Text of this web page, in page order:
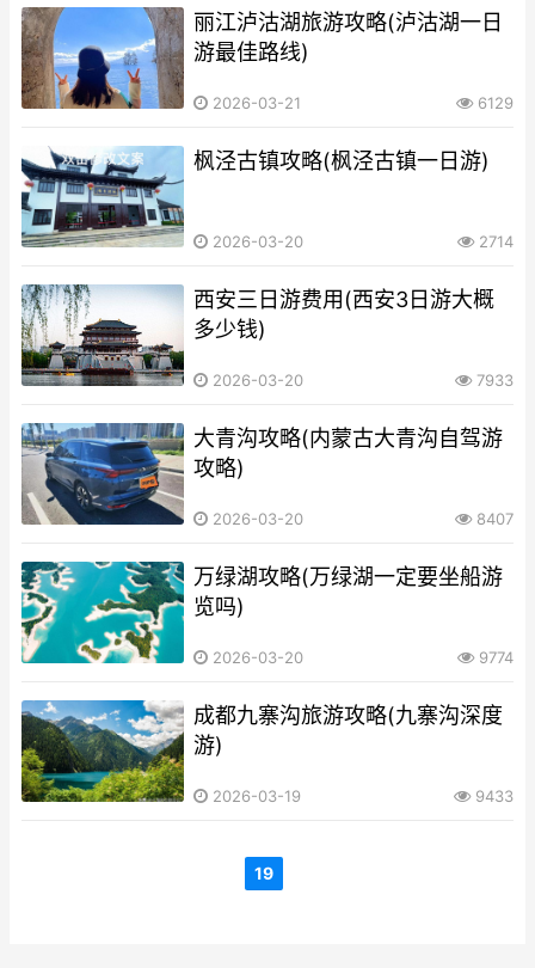
丽江泸沽湖旅游攻略(泸沽湖一日
游最佳路线)
2026-03-21 6129
枫泾古镇攻略(枫泾古镇一日游)
2026-03-20 2714
西安三日游费用(西安3日游大概
多少钱)
2026-03-20 7933
大青沟攻略(内蒙古大青沟自驾游
攻略)
2026-03-20 8407
万绿湖攻略(万绿湖一定要坐船游
览吗)
2026-03-20 9774
成都九寨沟旅游攻略(九寨沟深度
游)
2026-03-19 9433
19